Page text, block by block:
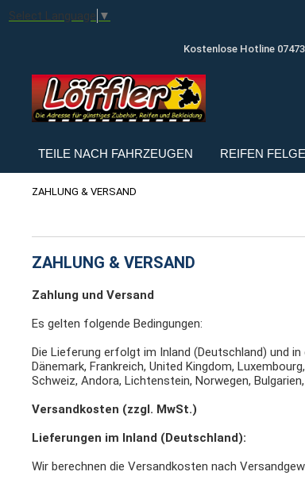
Select Language ▼
Kostenlose Hotline
TEILE NACH FAHRZEUGEN REIFEN
ZAHLUNG & VERSAND
ZAHLUNG & VERSAND
Zahlung und Versand
Es gelten folgende Bedingungen:
Die Lieferung erfolgt im Inland (Deutschland) und in
Dänemark, Frankreich, United Kingdom,
Schweiz, Andora, Lichtenstein, Norwegen,
Versandkosten (zzgl. MwSt.)
Lieferungen im Inland (Deutschland):
Wir berechnen die Versandkosten nach